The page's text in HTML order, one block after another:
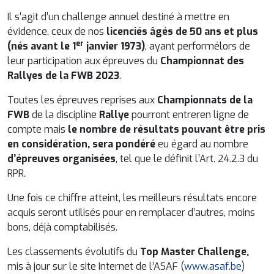
Il s’agit d’un challenge annuel destiné à mettre en
évidence, ceux de nos licenciés âgés de 50 ans et plus
(nés avant le 1er janvier 1973), ayant performélors de
leur participation aux épreuves du Championnat des
Rallyes de la FWB 2023.
Toutes les épreuves reprises aux Championnats de la
FWBde la discipline Rallyepourront entreren ligne de
compte mais le nombre de résultats pouvant être pris
en considération, sera pondéréeu égard au nombre
d’épreuves organisées, tel que le définit l’Art. 24.2.3 du
RPR.
Une fois ce chiffre atteint, les meilleurs résultats encore
acquis seront utilisés pour en remplacer d’autres, moins
bons, déjà comptabilisés.
Les classements évolutifs du Top Master Challenge,
mis à jour sur le site Internet de l’ASAF (www.asaf.be)